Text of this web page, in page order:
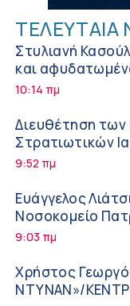
ΤΕΛΕΥΤΑΙΑ
Στυλιανή
και
αντιμετώπιση
10:14 πμ
Διευθέτηση
Στρατιωτικών
ΙΣΑ
9:52 πμ
Ευάγγελος
Νοσοκομείο
9:03 πμ
Χρήστος
ΝΤΥΝΑΝ»/